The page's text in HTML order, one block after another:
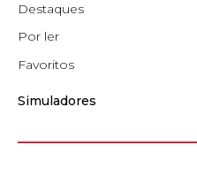
Destaques
Por ler
Favoritos
Simuladores